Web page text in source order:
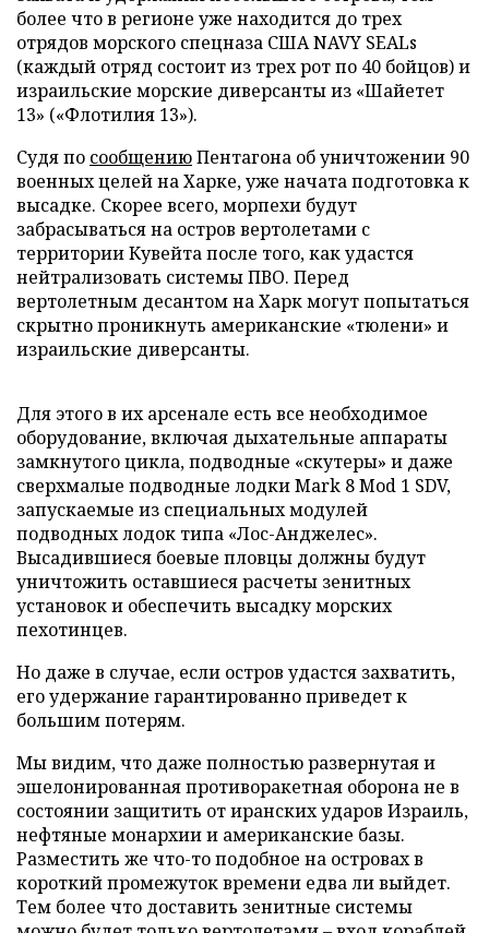
более что в регионе уже находится до трех
отрядов морского спецназа США NAVY SEALs
(каждый отряд состоит из трех рот по 40 бойцов) и
израильские морские диверсанты из «Шайетет
13» («Флотилия 13»).
Судя по сообщениюПентагона об уничтожении 90
военных целей на Харке, уже начата подготовка к
высадке. Скорее всего, морпехи будут
забрасываться на остров вертолетами с
территории Кувейта после того, как удастся
нейтрализовать системы ПВО. Перед
вертолетным десантом на Харк могут попытаться
скрытно проникнуть американские «тюлени» и
израильские диверсанты.
Для этого в их арсенале есть все необходимое
оборудование, включая дыхательные аппараты
замкнутого цикла, подводные «скутеры» и даже
сверхмалые подводные лодки Mark 8 Mod 1 SDV,
запускаемые из специальных модулей
подводных лодок типа «Лос-Анджелес».
Высадившиеся боевые пловцы должны будут
уничтожить оставшиеся расчеты зенитных
установок и обеспечить высадку морских
пехотинцев.
Но даже в случае, если остров удастся захватить,
его удержание гарантированно приведет к
большим потерям.
Мы видим, что даже полностью развернутая и
эшелонированная противоракетная оборона не в
состоянии защитить от иранских ударов Израиль,
нефтяные монархии и американские базы.
Разместить же что-то подобное на островах в
короткий промежуток времени едва ли выйдет.
Тем более что доставить зенитные системы